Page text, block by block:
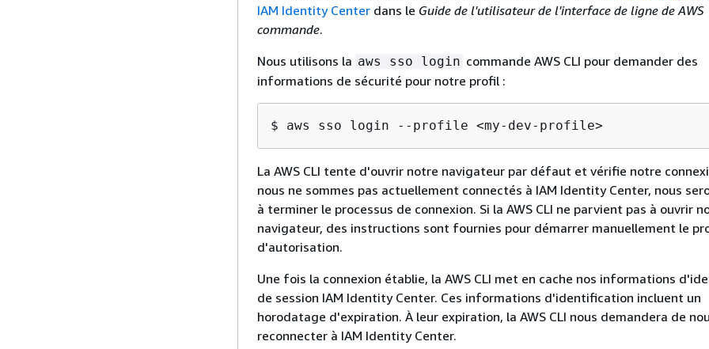
IAM Identity Center dans le Guide de l'utilisateur de l'interface de ligne de AWS
commande.
Nous utilisons la aws sso login commande AWS CLI pour demander des
informations de sécurité pour notre profil :
$ aws sso login --profile <my-dev-profile>
La AWS CLI tente d'ouvrir notre navigateur par défaut et vérifie notre
nous ne sommes pas actuellement connectés à IAM Identity Center, nous
à terminer le processus de connexion. Si la AWS CLI ne parvient pas à ouvrir
navigateur, des instructions sont fournies pour démarrer manuellement le
d'autorisation.
Une fois la connexion établie, la AWS CLI met en cache nos informations
de session IAM Identity Center. Ces informations d'identification incluent un
horodatage d'expiration. À leur expiration, la AWS CLI nous demandera de
reconnecter à IAM Identity Center.